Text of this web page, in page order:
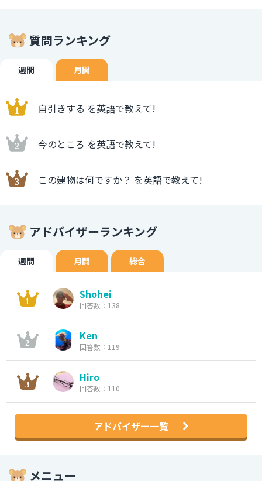
質問ランキング
週間 月間
自引きする を英語で教えて!
今のところ を英語で教えて!
この建物は何ですか？ を英語で教えて!
アドバイザーランキング
週間 月間 総合
Shohei
回答数：138
Ken
回答数：119
Hiro
回答数：110
アドバイザー一覧
メニュー